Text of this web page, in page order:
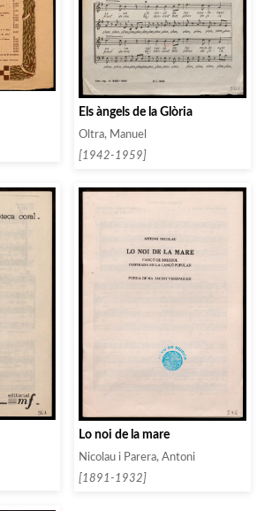
Els àngels de la Glòria
Oltra, Manuel
[1942-1959]
Lo noi de la mare
Nicolau i Parera, Antoni
[1891-1932]